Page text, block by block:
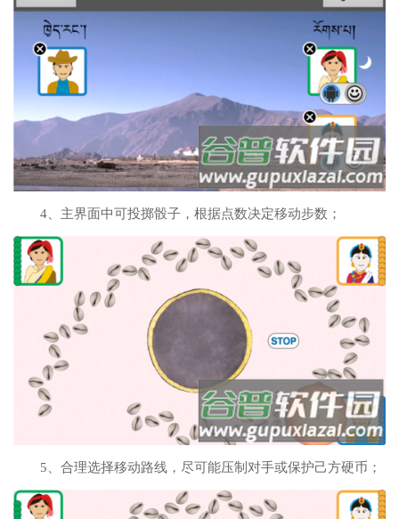
4、主界面中可投掷骰子，根据点数决定移动步数；
5、合理选择移动路线，尽可能压制对手或保护己方硬币；